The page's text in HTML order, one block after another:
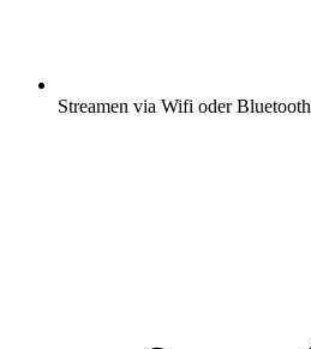
Streamen via Wifi oder Bluetooth